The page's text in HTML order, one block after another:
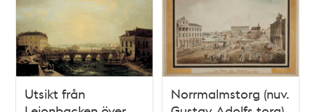
Utsikt från
Norrmalmstorg (nuv.